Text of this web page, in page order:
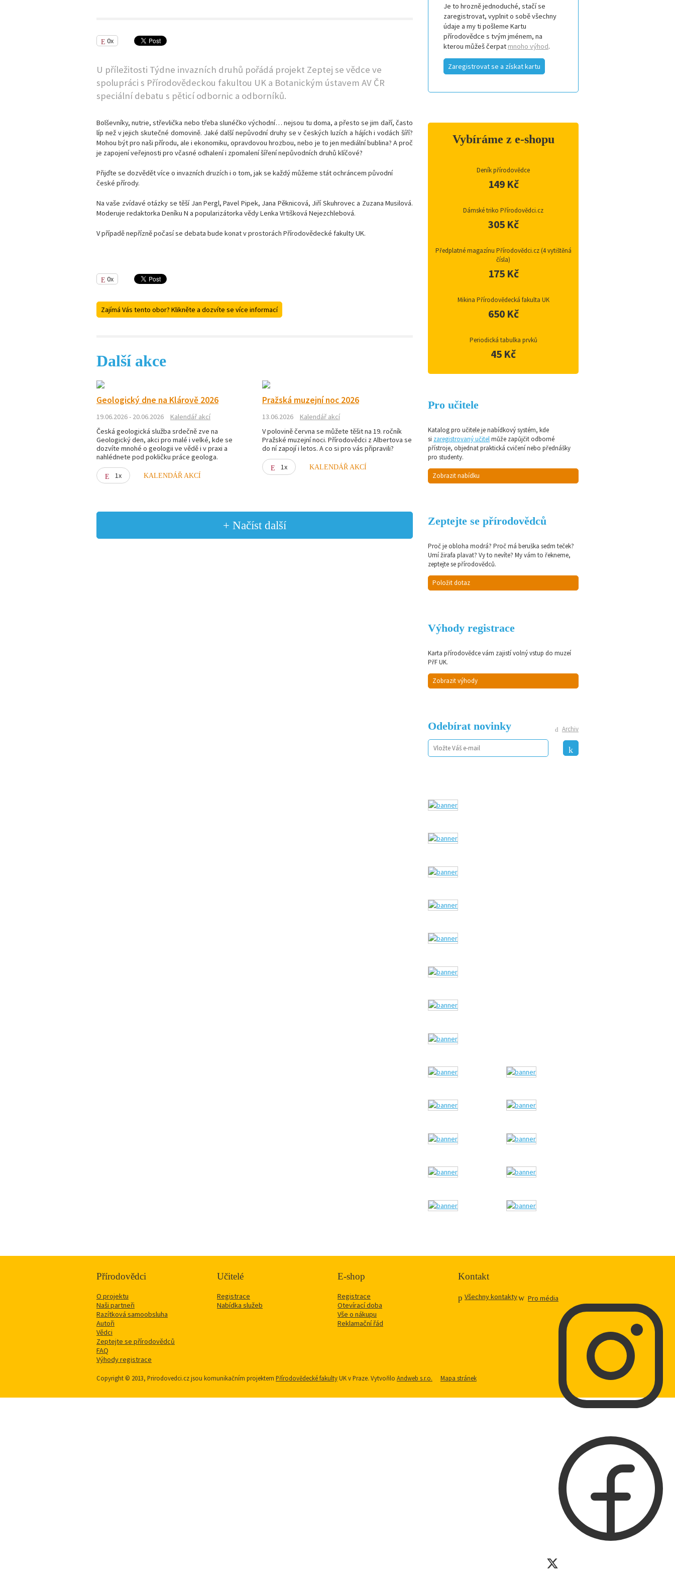
0x
U příležitosti Týdne invazních druhů pořádá projekt Zeptej se vědce ve
spolupráci s Přírodovědeckou fakultou UK a Botanickým ústavem AV ČR
speciální debatu s pěticí odbornic a odborníků.
Bolševníky, nutrie, střevlička nebo třeba slunéčko východní… nejsou tu doma, a přesto se jim daří, často
líp než v jejich skutečné domovině. Jaké další nepůvodní druhy se v českých luzích a hájích i vodách šíří?
Mohou být pro naši přírodu, ale i ekonomiku, opravdovou hrozbou, nebo je to jen mediální bublina? A proč
je zapojení veřejnosti pro včasné odhalení i zpomalení šíření nepůvodních druhů klíčové?
Přijďte se dozvědět více o invazních druzích i o tom, jak se každý můžeme stát ochráncem původní
české přírody.
Na vaše zvídavé otázky se těší Jan Pergl,Pavel Pipek, Jana Pěknicová, Jiří Skuhrovec a Zuzana Musilová.
Moderuje redaktorka Deníku N a popularizátorka vědyLenka Vrtišková Nejezchlebová.
V případě nepřízně počasí se debata bude konat v prostorách Přírodovědecké fakulty UK.
0x
Zajímá Vás tento obor? Klikněte a dozvíte se více informací
Další akce
Geologický dne na Klárově 2026
19.06.2026 - 20.06.2026
Kalendář akcí
Česká geologická služba srdečně zve na
Geologický den, akci pro malé i velké, kde se
dozvíte mnohé o geologii ve vědě i v praxi a
nahlédnete pod pokličku práce geologa.
1x KALENDÁŘ AKCÍ
Pražská muzejní noc 2026
13.06.2026
Kalendář akcí
V polovině června se můžete těšit na 19. ročník
Pražské muzejní noci. Přírodovědci z Albertova se
do ní zapojí i letos. A co si pro vás připravili?
1x KALENDÁŘ AKCÍ
+ Načíst další
Je to hrozně jednoduché, stačí se
zaregistrovat, vyplnit o sobě všechny
údaje a my ti pošleme Kartu
přírodovědce s tvým jménem, na
kterou můžeš čerpat mnoho výhod.
Zaregistrovat se a získat kartu
Vybíráme z e-shopu
Deník přírodovědce
149 Kč
Dámské triko Přírodovědci.cz
305 Kč
Předplatné magazínu Přírodovědci.cz (4 vytištěná
čísla)
175 Kč
Mikina Přírodovědecká fakulta UK
650 Kč
Periodická tabulka prvků
45 Kč
Pro učitele
Katalog pro učitele je nabídkový systém, kde
si zaregistrovaný učitelmůže zapůjčit odborné
přístroje, objednat praktická cvičení nebo přednášky
pro studenty.
Zobrazit nabídku
Zeptejte se přírodovědců
Proč je obloha modrá? Proč má beruška sedm teček?
Umí žirafa plavat? Vy to nevíte? My vám to řekneme,
zeptejte se přírodovědců.
Položit dotaz
Výhody registrace
Karta přírodovědce vám zajistí volný vstup do muzeí
PřF UK.
Zobrazit výhody
Archiv
Odebírat novinky
Přírodovědci
O projektu
Naši partneři
Razítková samoobsluha
Autoři
Vědci
Zeptejte se přírodovědců
FAQ
Výhody registrace
Učitelé
Registrace
Nabídka služeb
E-shop
Registrace
Otevírací doba
Vše o nákupu
Reklamační řád
Kontakt
Všechny kontakty Pro média
Copyright © 2013, Prirodovedci.cz jsou komunikačním projektem Přírodovědecké fakultyUK v Praze. Vytvořilo Andweb s.r.o. Mapa stránek